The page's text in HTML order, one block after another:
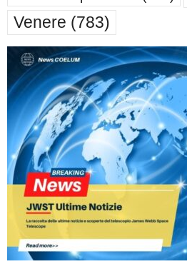
Venere (783)